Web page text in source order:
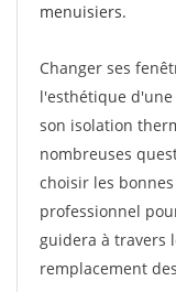
menuisiers.
Changer ses
l'esthétique
son isolation
nombreuses
choisir les
professionnel
guidera à travers
remplacement